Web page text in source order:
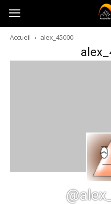
Australia-
australie.com
Accueil alex_45000